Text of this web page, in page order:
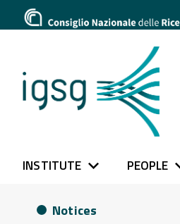
INSTITUTE PEOPLE
Notices